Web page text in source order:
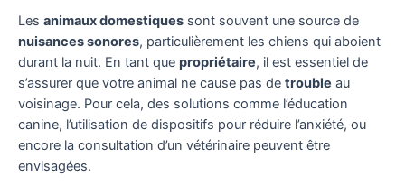
Les animaux domestiques sont souvent une source de
nuisances sonores, particulièrement les chiens qui aboient
durant la nuit. En tant que propriétaire, il est essentiel de
s’assurer que votre animal ne cause pas de trouble au
voisinage. Pour cela, des solutions comme l’éducation
canine, l’utilisation de dispositifs pour réduire l’anxiété, ou
encore la consultation d’un vétérinaire peuvent être
envisagées.